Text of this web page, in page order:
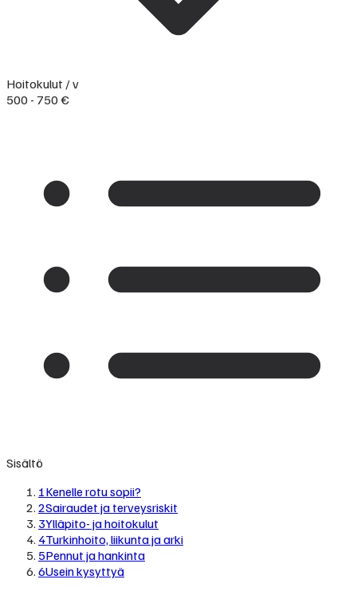
Hoitokulut / v
500 - 750 €
Sisältö
1Kenelle rotu sopii?
2Sairaudet ja terveysriskit
3Ylläpito- ja hoitokulut
4Turkinhoito, liikunta ja arki
5Pennut ja hankinta
6Usein kysyttyä